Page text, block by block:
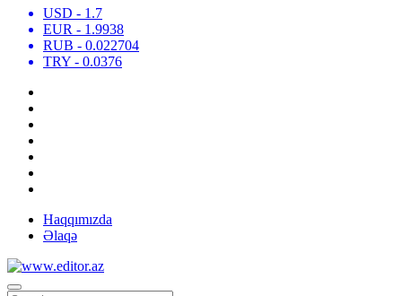
USD - 1.7
EUR - 1.9938
RUB - 0.022704
TRY - 0.0376
Haqqımızda
Əlaqə